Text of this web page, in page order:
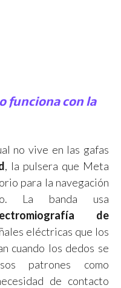
funciona con la
no vive en las gafas
, la pulsera que Meta
para la navegación
La banda usa
de
eléctricas que los
cuando los dedos se
patrones como
de contacto